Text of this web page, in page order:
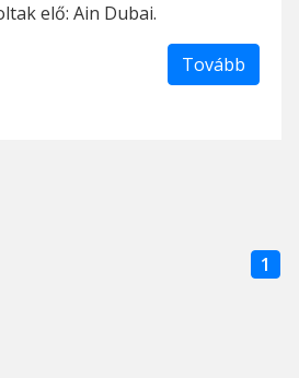
elő: Ain Dubai.
Tovább
1